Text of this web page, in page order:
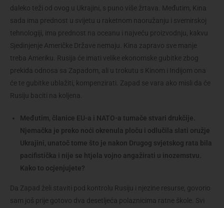
daleko teži od ovog u Ukrajini, s puno više žrtava. Međutim, Kina
sada ima prednost u svijetu u raketnom naoružanju i svemirskoj
tehnologiji, ima prednost na oceanu i najveću proizvodnju, kakvu
Sjedinjenje Američke Države nemaju. Kina zapravo sve manje
treba Ameriku. Rusija će imati velike ekonomske gubitke zbog
prekida odnosa sa Zapadom, ali u trokutu s Kinom i Indijom ona
će te gubitke ublažiti, kompenzirati. Zapad se vara ako misli da će
Rusiju baciti na koljena.
Međutim, članice EU-a i NATO-a tumače stvari drukčije.
Njemačka je preko noći okrenula ploču i odlučila slati oružje
Ukrajini, unatoč tome što je nakon Drugog svjetskog rata bila
pacifistička i nije se htjela vojno angažirati u inozemstvu.
Kako to ocjenjujete?
Da Zapad želi staviti pod kontrolu Rusiju i njezine resurse, govorio
sam još prije gotovo dva desetljeća polaznicima ratne škole. Svi